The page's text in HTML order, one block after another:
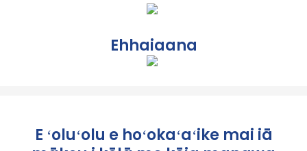
Ehhaiaana
E ʻoluʻolu e hoʻokaʻaʻike mai iā